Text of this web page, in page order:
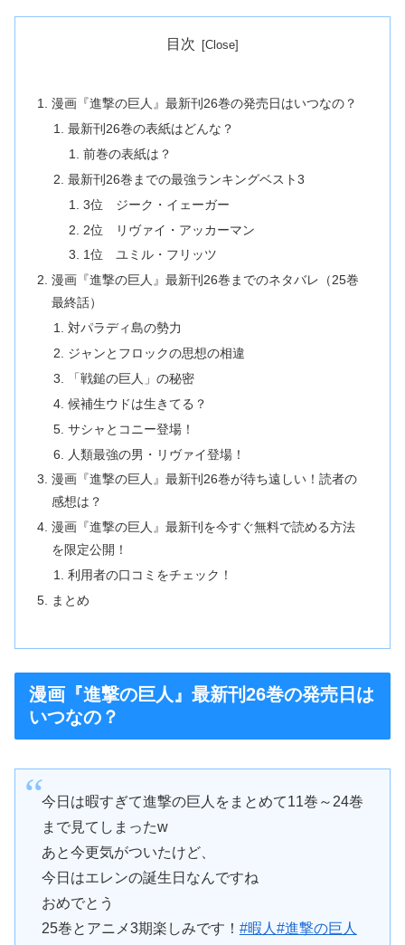
目次
漫画『進撃の巨人』最新刊26巻の発売日はいつなの？
最新刊26巻の表紙はどんな？
前巻の表紙は？
最新刊26巻までの最強ランキングベスト3
3位 ジーク・イェーガー
2位 リヴァイ・アッカーマン
1位 ユミル・フリッツ
漫画『進撃の巨人』最新刊26巻までのネタバレ（25巻
最終話）
対パラディ島の勢力
ジャンとフロックの思想の相違
「戦鎚の巨人」の秘密
候補生ウドは生きてる？
サシャとコニー登場！
人類最強の男・リヴァイ登場！
漫画『進撃の巨人』最新刊26巻が待ち遠しい！読者の
感想は？
漫画『進撃の巨人』最新刊を今すぐ無料で読める方法
を限定公開！
利用者の口コミをチェック！
まとめ
漫画『進撃の巨人』最新刊26巻の発売日は
いつなの？
今日は暇すぎて進撃の巨人をまとめて11巻～24巻
まで見てしまったw
あと今更気がついたけど、
今日はエレンの誕生日なんですね
おめでとう
25巻とアニメ3期楽しみです！ #暇人#進撃の巨人